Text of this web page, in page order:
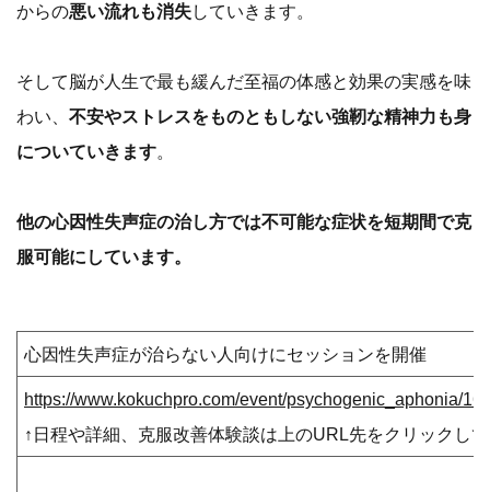
からの悪い流れも消失していきます。
そして脳が人生で最も緩んだ至福の体感と効果の実感を味
わい、 不安やストレスをものともしない強靭な精神力も身
についていきます。
他の心因性失声症の治し方では不可能な症状を短期間で克
服可能にしています。
心因性失声症が治らない人向けにセッションを開催
https://www.kokuchpro.com/event/psychogenic_aphonia/
↑日程や詳細、克服改善体験談は上のURL先をクリックし